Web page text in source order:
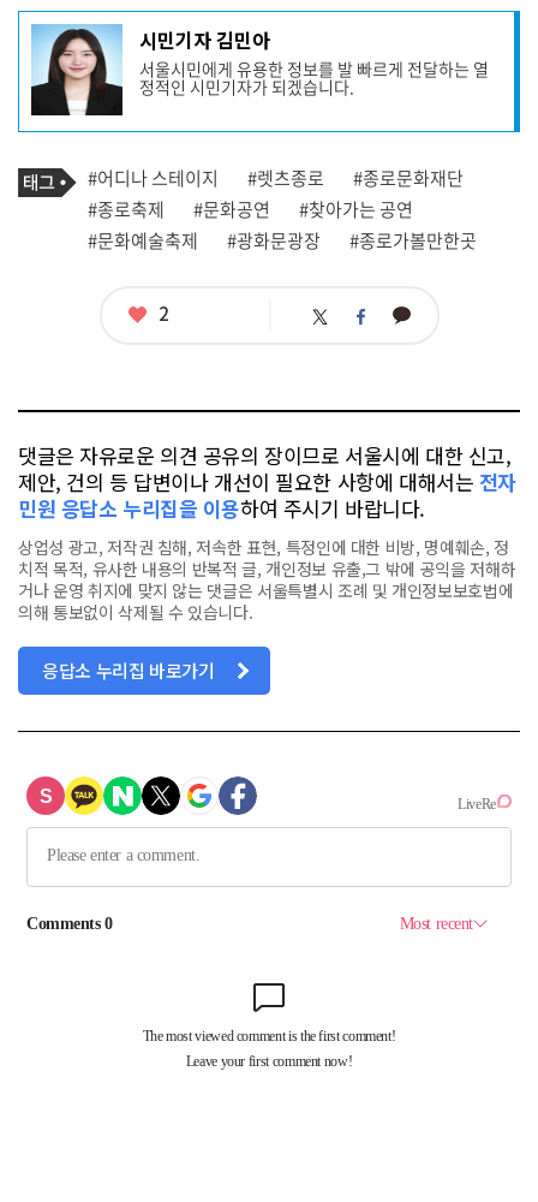
기
사
작
성
자
프
필
시민기자 김민아
서울시민에게 유용한 정보를 발 빠르게 전달하는 열
정적인 시민기자가 되겠습니다.
기
사
관
련
태
태
그
#어디나 스테이지 #렛츠종로
#종로문화재단
#종로축제
#문화공연
#찾아가는 공연
#문화예술축제
#광화문광장 #종로가볼만한곳
좋
2 트 페 카
댓글은 자유로운 의견 공유의 장이므로 서울시에 대한 신고,
제안, 건의 등 답변이나 개선이 필요한 사항에 대해서는 전자
민원 응답소 누리집을 이용하여 주시기 바랍니다.
상업성 광고, 저작권 침해, 저속한 표현, 특정인에 대한 비방, 명예훼손, 정
치적 목적, 유사한 내용의 반복적 글, 개인정보 유출,그 밖에 공익을 저해하
거나 운영 취지에 맞지 않는 댓글은 서울특별시 조례 및 개인정보보호법에
의해 통보없이 삭제될 수 있습니다.
응답소 누리집 바로가기